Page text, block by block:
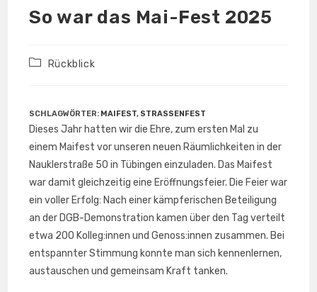
So war das Mai-Fest 2025
Beitrags-
Rückblick
SCHLAGWÖRTER: MAIFEST, STRASSENFEST
Dieses Jahr hatten wir die Ehre, zum ersten Mal zu
einem Maifest vor unseren neuen Räumlichkeiten in der
Nauklerstraße 50 in Tübingen einzuladen. Das Maifest
war damit gleichzeitig eine Eröffnungsfeier. Die Feier war
ein voller Erfolg: Nach einer kämpferischen Beteiligung
an der DGB-Demonstration kamen über den Tag verteilt
etwa 200 Kolleg:innen und Genoss:innen zusammen. Bei
entspannter Stimmung konnte man sich kennenlernen,
austauschen und gemeinsam Kraft tanken.